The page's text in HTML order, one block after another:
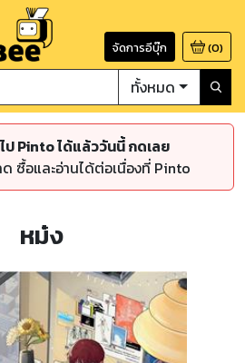
จัดการอีบุ๊ก (0)
ทั้งหมด
ป Pinto ได้แล้ววันนี้ กดเลย
ซื้อและอ่านได้ต่อเนื่องที่ Pinto
หม๋ง